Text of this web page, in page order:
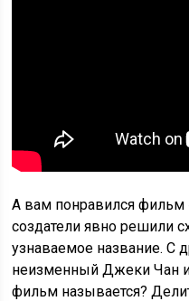
А вам понравился
создатели явно решили
узнаваемое название. С
неизменный Джеки Чан
фильм называется?